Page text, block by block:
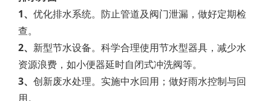
1、 优化排水系统。防止管道及阀门泄漏，做好定期检
查。
2、 新型节水设备。科学合理使用节水型器具，减少水
资源浪费，如小便器延时自闭式冲洗阀等。
3、 创新废水处理。实施中水回用；做好雨水控制与回
用。